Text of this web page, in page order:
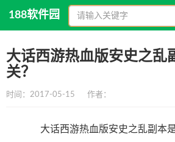
188软件园
大话西游热血版安史之乱
关？
时间：2017-05-15 作者：
大话西游热血版安史之乱副本是